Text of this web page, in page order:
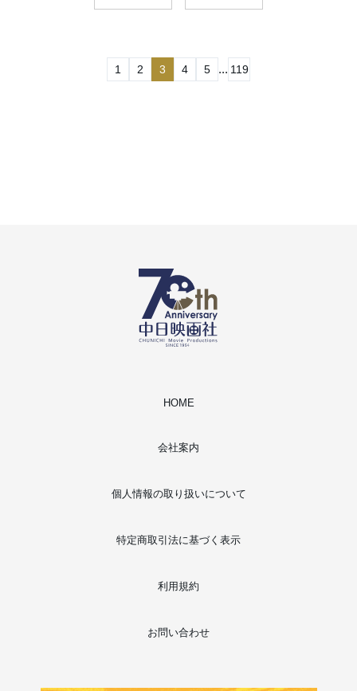
1 2 3 4 5 ... 119
HOME
会社案内
個人情報の取り扱いについて
特定商取引法に基づく表示
利用規約
お問い合わせ